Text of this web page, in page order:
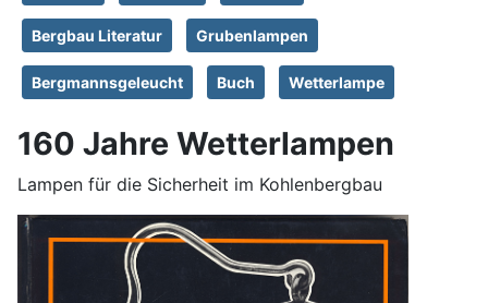
Bergbau Literatur Grubenlampen
Bergmannsgeleucht Buch Wetterlampe
160 Jahre Wetterlampen
Lampen für die Sicherheit im Kohlenbergbau